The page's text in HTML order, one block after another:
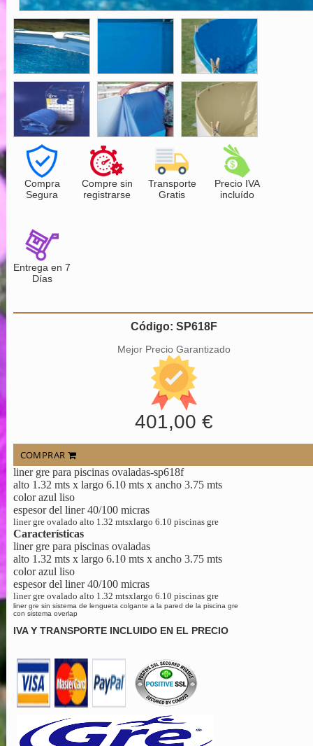
Compra
Segura
Compre sin
registrarse
Transporte
Gratis
Precio IVA
incluído
Entrega en 7
Días
Código: SP618F
Mejor Precio Garantizado
401,00 €
COMPRAR
liner gre para piscinas ovaladas-sp618f
alto 1.32 mts x largo 6.10 mts x ancho 3.75 mts
color azul liso
espesor del liner 40/100 micras
liner gre ovalado alto 1.32 mtsxlargo 6.10 piscinas gre
Características
liner gre para piscinas ovaladas
alto 1.32 mts x largo 6.10 mts x ancho 3.75 mts
color azul liso
espesor del liner 40/100 micras
liner gre ovalado alto 1.32 mtsxlargo 6.10 piscinas gre
liner gre sin sistema de lengueta colgante a la pared de la piscina gre
con sistema overlap
IVA Y TRANSPORTE INCLUIDO EN EL PRECIO